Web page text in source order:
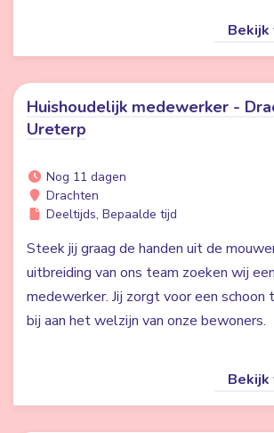
Bekijk
Huishoudelijk medewerker -
Ureterp
Nog 11 dagen
Drachten
Deeltijds, Bepaalde tijd
Steek jij graag de handen uit de
uitbreiding van ons team zoeken wij
medewerker. Jij zorgt voor een schoon
bij aan het welzijn van onze bewoners.
Bekijk